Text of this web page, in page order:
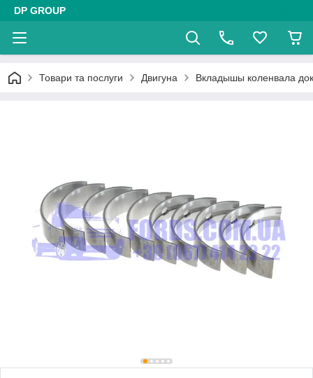
DP GROUP
Товари та послуги Двигуна Вкладышы коленвала